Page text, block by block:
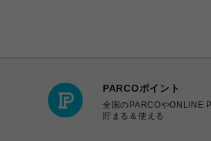
PARCOポイント
全国のPARCOやONLINE
貯まる＆使える